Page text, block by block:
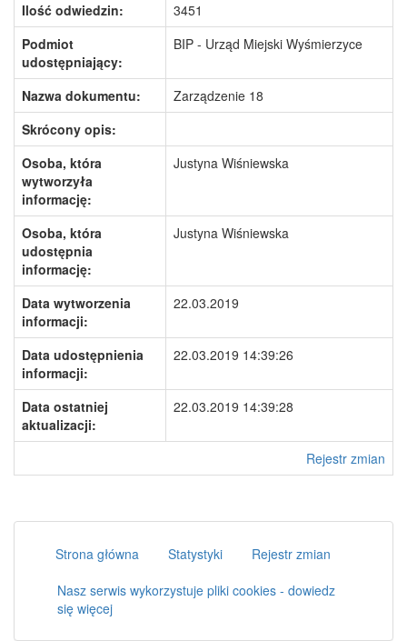
Ilość odwiedzin:
3451
Podmiot
udostępniający:
BIP - Urząd Miejski Wyśmierzyce
Nazwa dokumentu:
Zarządzenie 18
Skrócony opis:
Osoba, która
wytworzyła
informację:
Justyna Wiśniewska
Osoba, która
udostępnia
informację:
Justyna Wiśniewska
Data wytworzenia
informacji:
22.03.2019
Data udostępnienia
informacji:
22.03.2019 14:39:26
Data ostatniej
aktualizacji:
22.03.2019 14:39:28
Rejestr zmian
Strona główna Statystyki
Rejestr zmian
Nasz serwis wykorzystuje pliki cookies - dowiedz
się więcej